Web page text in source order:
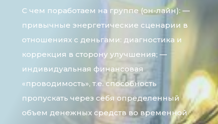
С чем поработаем на группе (он-лайн): —
привычные энергетические сценарии в
отношениях с деньгами: диагностика и
коррекция в сторону улучшения; —
индивидуальная финансовая
«проводимость», т.е. способность
пропускать через себя определенный
объем денежных средств во временной